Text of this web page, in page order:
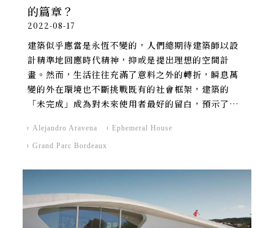
的篇章？
2022-08-17
建築似乎應當是永恆不變的，人們總期待建築師以設
計精準地回應時代精神，抑或是提出理想的空間計
畫。然而，生活往往充滿了意料之外的轉折，瞬息萬
變的外在環境也不斷挑戰既有的社會框架，建築的
「未完成」成為對未來使用者最好的留白，預示了空
Alejandro Aravena Ephemeral House
Grand Parc Bordeaux